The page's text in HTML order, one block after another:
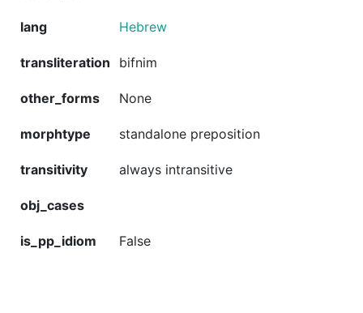
lang Hebrew
transliteration bifnim
other_forms None
morphtype standalone preposition
transitivity always intransitive
obj_cases
is_pp_idiom False